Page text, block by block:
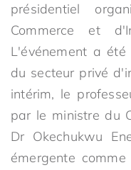
présidentiel
Commerce et
L'événement a
du secteur privé
intérim, le
par le ministre du
Dr Okechukwu
émergente